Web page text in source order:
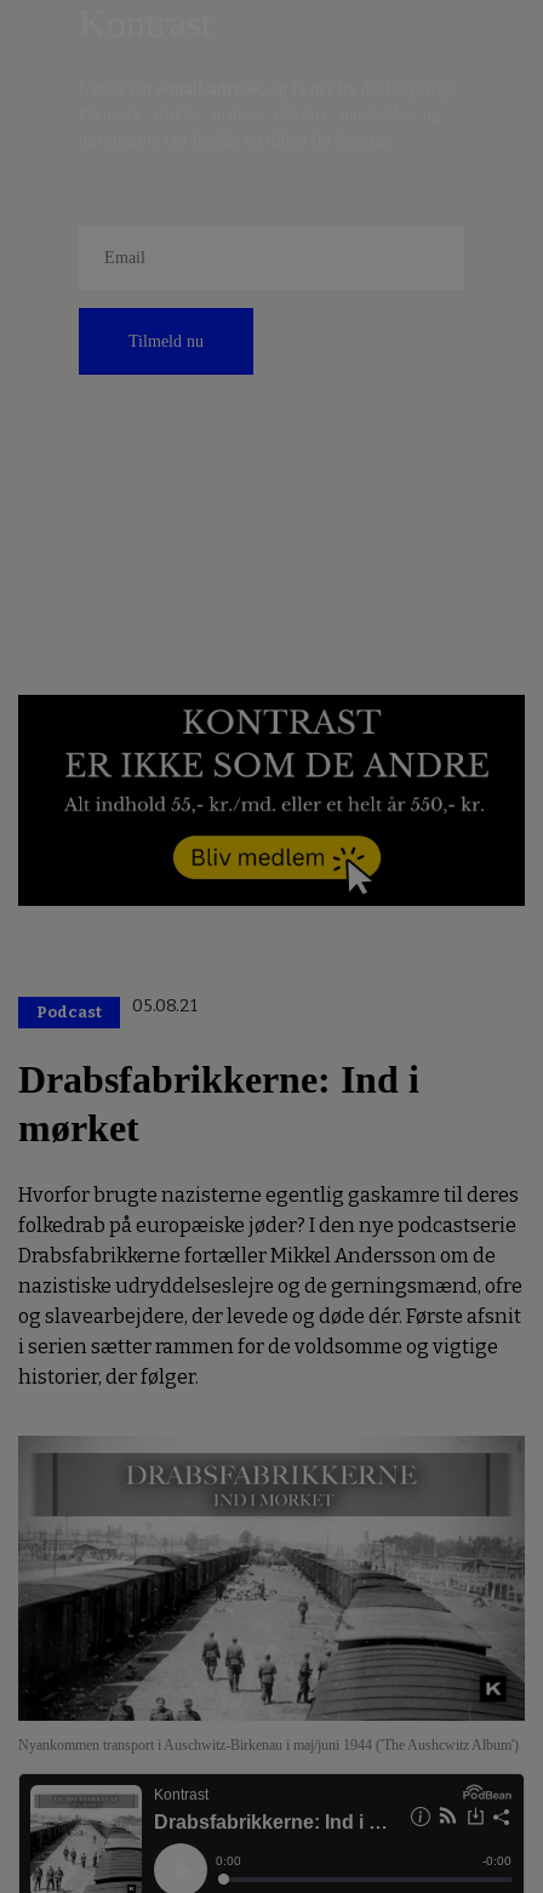
Tilmeld nu
Podcast 05.08.21
Drabsfabrikkerne: Ind i
mørket
Hvorfor brugte nazisterne egentlig gaskamre til deres
folkedrab på europæiske jøder? I den nye podcastserie
Drabsfabrikkerne fortæller Mikkel Andersson om de
nazistiske udryddelseslejre og de gerningsmænd, ofre
og slavearbejdere, der levede og døde dér. Første afsnit
i serien sætter rammen for de voldsomme og vigtige
historier, der følger.
Nyankommen transport i Auschwitz-Birkenau i maj/juni 1944 ('The Aushcwitz Album')